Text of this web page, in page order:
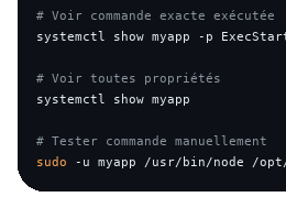
# Voir commande exacte exécutée
systemctl show myapp -p
# Voir toutes propriétés
systemctl show myapp
# Tester commande manuellement
sudo